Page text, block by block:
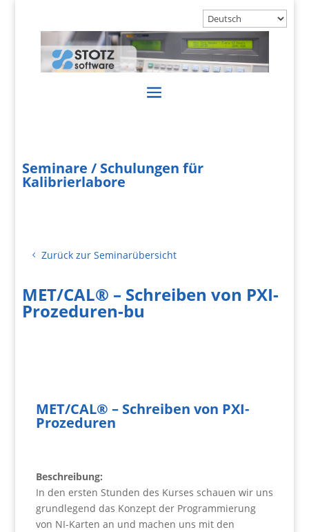
Seminare / Schulungen für
Kalibrierlabore
Zurück zur Seminarübersicht
MET/CAL® – Schreiben von PXI-
Prozeduren-bu
MET/CAL® – Schreiben von PXI-
Prozeduren
Beschreibung:
In den ersten Stunden des Kurses schauen wir uns
grundlegend das Konzept der Programmierung
von NI-Karten an und machen uns mit den